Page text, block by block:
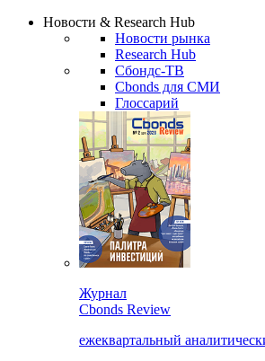
Новости & Research Hub
Новости рынка
Research Hub
Сбондс-ТВ
Cbonds для СМИ
Глоссарий
Журнал
Cbonds Review
ежеквартальный